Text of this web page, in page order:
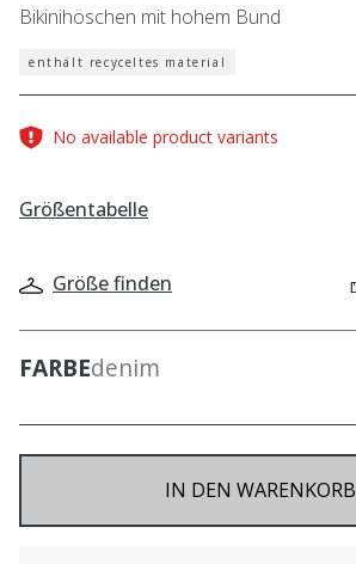
Bikinihöschen mit hohem Bund
enthält recyceltes material
No available product variants
Größentabelle
Größe finden
FARBEdenim
IN DEN WARENKORB